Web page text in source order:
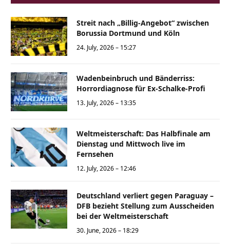
Streit nach „Billig-Angebot“ zwischen
Borussia Dortmund und Köln
24. July, 2026 – 15:27
Wadenbeinbruch und Bänderriss:
Horrordiagnose für Ex-Schalke-Profi
13. July, 2026 – 13:35
Weltmeisterschaft: Das Halbfinale am
Dienstag und Mittwoch live im
Fernsehen
12. July, 2026 – 12:46
Deutschland verliert gegen Paraguay –
DFB bezieht Stellung zum Ausscheiden
bei der Weltmeisterschaft
30. June, 2026 – 18:29